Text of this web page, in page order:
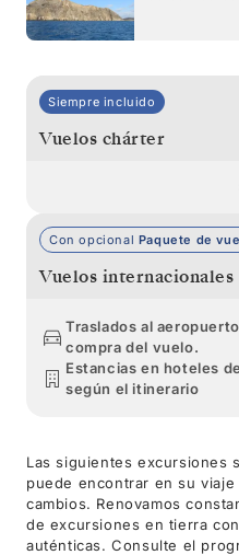
Siempre incluido
Vuelos chárter
Con opcional Paquete de
Vuelos internacionales
Traslados al
compra del vuelo.
Estancias en hoteles
según el itinerario
Las siguientes excursiones
puede encontrar en su
cambios. Renovamos
de excursiones en tierra
auténticas. Consulte el